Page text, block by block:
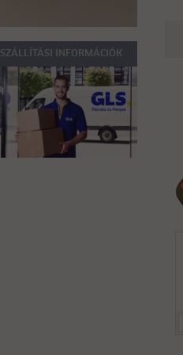
SZÁLLÍTÁSI INFORMÁCIÓK